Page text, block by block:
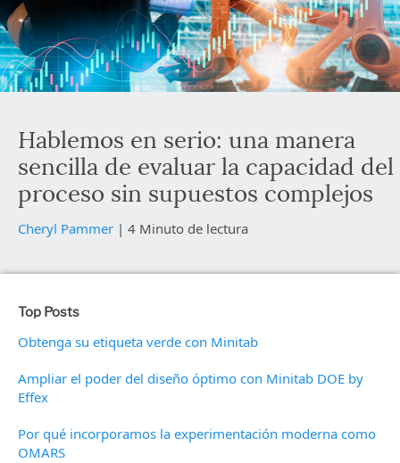
Hablemos en serio: una manera
sencilla de evaluar la capacidad del
proceso sin supuestos complejos
Cheryl Pammer | 4 Minuto de lectura
Top Posts
Obtenga su etiqueta verde con Minitab
Ampliar el poder del diseño óptimo con Minitab DOE by
Effex
Por qué incorporamos la experimentación moderna como
OMARS